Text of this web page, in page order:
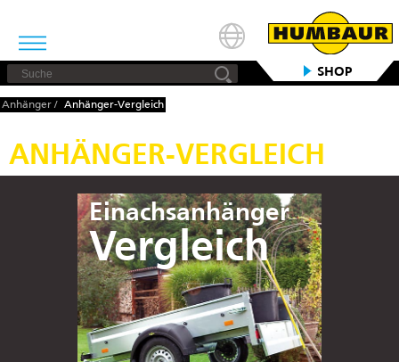
SHOP
Anhänger / Anhänger-Vergleich
ANHÄNGER-VERGLEICH
Einachsanhänger
Vergleich